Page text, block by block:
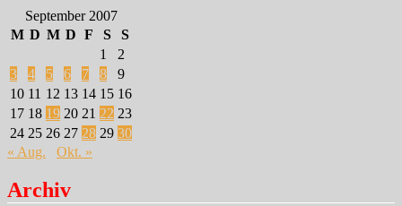
September 2007
M D M D F S
S
1
2
3
4 5 6 7 8
9
10 11 12 13 14 15 16
17 18 19 20 21 22 23
24 25 26 27 28 29 30
« Aug.
Okt. »
Archiv